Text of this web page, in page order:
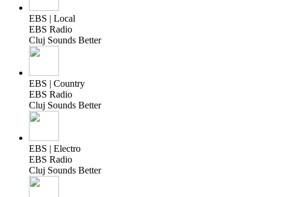
EBS | Local
EBS Radio
Cluj Sounds Better
EBS | Country
EBS Radio
Cluj Sounds Better
EBS | Electro
EBS Radio
Cluj Sounds Better